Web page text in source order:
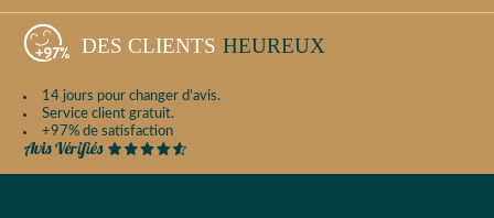
DES CLIENTS HEUREUX
14 jours pour changer d'avis.
Service client gratuit.
+97% de satisfaction